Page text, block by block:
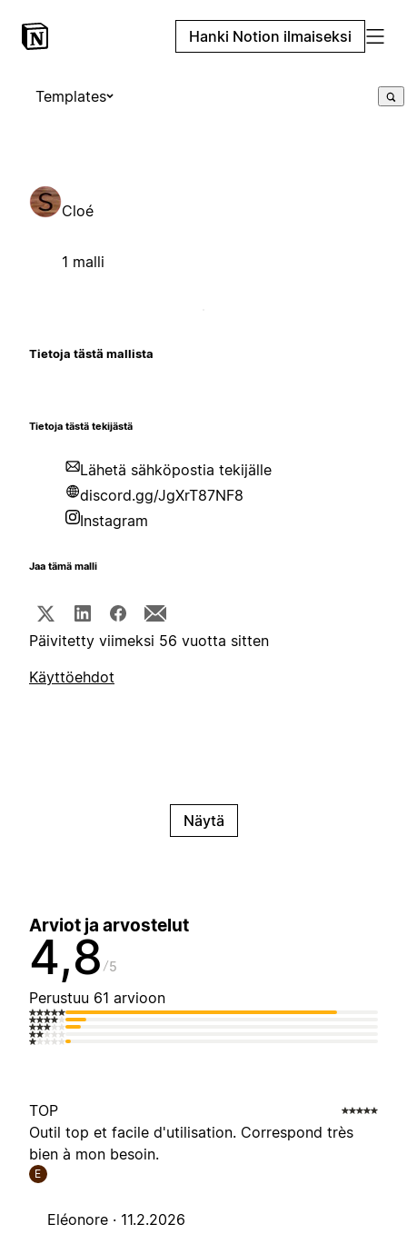
Hanki Notion ilmaiseksi
Templates
Cloé
1 malli
Tietoja tästä mallista
Tietoja tästä tekijästä
Lähetä sähköpostia tekijälle
discord.gg/JgXrT87NF8
Instagram
Jaa tämä malli
Päivitetty viimeksi 56 vuotta sitten
Käyttöehdot
Näytä
Arviot ja arvostelut
4,8 5
Perustuu 61 arvioon
TOP
Outil top et facile d'utilisation. Correspond très
bien à mon besoin.
E
Eléonore · 11.2.2026